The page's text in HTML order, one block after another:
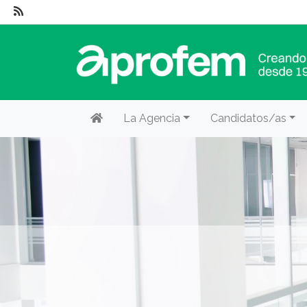
La Agencia Candidatos/as